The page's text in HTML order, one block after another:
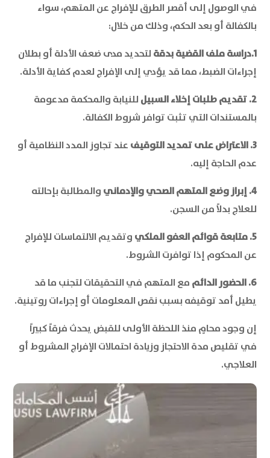
في الوصول إلى أقصر الطرق للإفراج عن المتهم، سواء
بالكفالة أو بعد الحكم، وذلك من خلال:
1.دراسة ملف القضية بدقة
لتحديد مدى ضعف الأدلة أو بطلان
إجراءات الضبط، مما قد يؤدي إلى الإفراج لعدم كفاية الأدلة.
2. تقديم طلبات إخلاء السبيل
للنيابة والمحكمة مدعومة
بالمستندات التي تثبت توافر شروط الكفالة.
3. الاعتراض على تمديد التوقيف
عند تجاوز المدد النظامية أو
عدم الحاجة إليه.
4. إبراز وضع المتهم الصحي والإدماني
والمطالبة بإحالته
للعلاج بدلاً من السجن.
5. متابعة قوائم العفو الملكي
وتقديم الالتماسات للإفراج
عن المحكوم إذا توافرت الشروط.
6. الحضور الدائم
مع المتهم في التحقيقات لتجنب ما قد
يطيل أمد توقيفه بسبب نقص المعلومات أو إجراءات روتينية.
إن وجود محامٍ منذ اللحظة الأولى للقبض يحدث فرقاً كبيراً
في تقليص مدة الاحتجاز وزيادة احتمالات الإفراج المشروط أو
العلاجي.